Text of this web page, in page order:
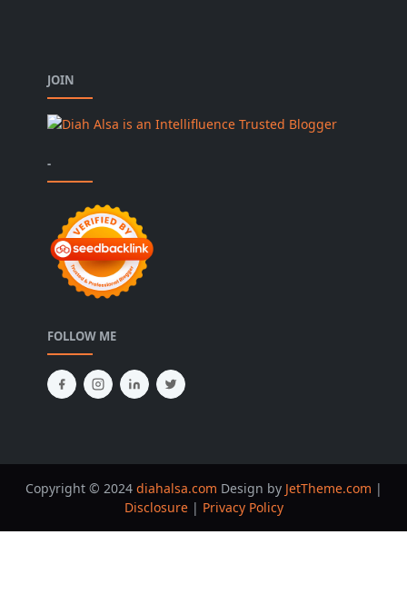
JOIN
-
FOLLOW ME
Copyright © 2024 diahalsa.com Design by JetTheme.com |
Disclosure| Privacy Policy